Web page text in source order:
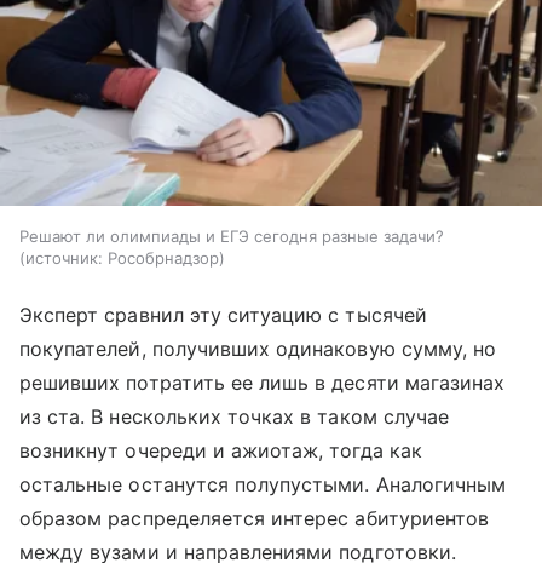
Решают ли олимпиады и ЕГЭ сегодня разные задачи?
источник: Рособрнадзор
Эксперт сравнил эту ситуацию с тысячей
покупателей, получивших одинаковую сумму, но
решивших потратить ее лишь в десяти магазинах
из ста. В нескольких точках в таком случае
возникнут очереди и ажиотаж, тогда как
остальные останутся полупустыми. Аналогичным
образом распределяется интерес абитуриентов
между вузами и направлениями подготовки.